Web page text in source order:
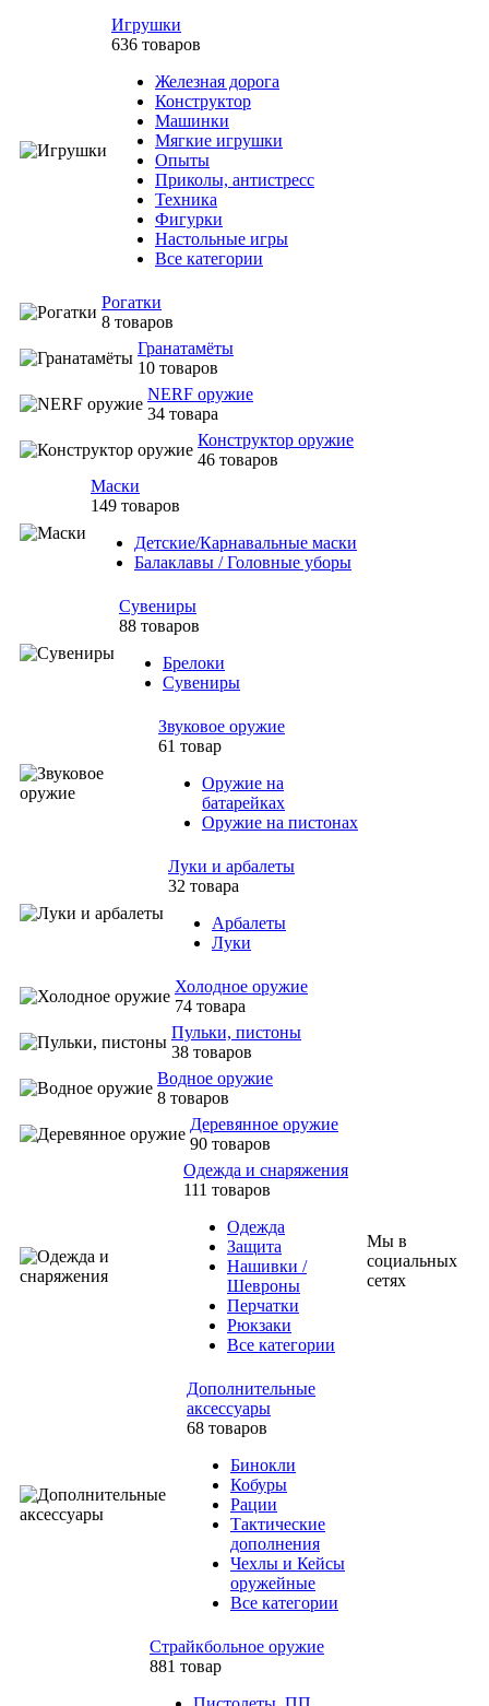
Игрушки
636 товаров
Железная дорога
Конструктор
Машинки
Мягкие игрушки
Опыты
Приколы, антистресс
Техника
Фигурки
Настольные игры
Все категории
Рогатки
8 товаров
Гранатамёты
10 товаров
NERF оружие
34 товара
Конструктор оружие
46 товаров
Маски
149 товаров
Детские/Карнавальные маски
Балаклавы / Головные уборы
Сувениры
88 товаров
Брелоки
Сувениры
Звуковое оружие
61 товар
Оружие на
батарейках
Оружие на пистонах
Луки и арбалеты
32 товара
Арбалеты
Луки
Холодное оружие
74 товара
Пульки, пистоны
38 товаров
Водное оружие
8 товаров
Деревянное оружие
90 товаров
Одежда и снаряжения
111 товаров
Одежда
Защита
Нашивки /
Шевроны
Перчатки
Рюкзаки
Все категории
Дополнительные
аксессуары
68 товаров
Бинокли
Кобуры
Рации
Тактические
дополнения
Чехлы и Кейсы
оружейные
Все категории
Страйкбольное оружие
881 товар
Мы в
социальных
сетях